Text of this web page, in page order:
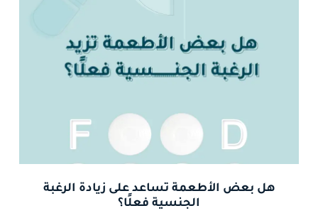
هل بعض الأطعمة تساعد على زيادة الرغبة
الجنسية فعلًا؟